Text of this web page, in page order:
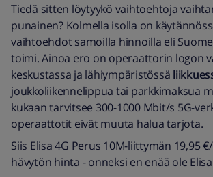
Tiedä sitten löytyykö vaihtoehtoja
punainen? Kolmella isolla on
vaihtoehdot samoilla hinnoilla eli
toimi. Ainoa ero on operaattorin logon
keskustassa ja lähiympäristössä
joukkoliikennelippua tai parkkimaksua
kukaan tarvitsee 300-1000 Mbit/s 5G-
operaattotit eivät muuta halua tarjota.
Siis Elisa 4G Perus 10M-liittymän 19,95
hävytön hinta - onneksi en enää ole